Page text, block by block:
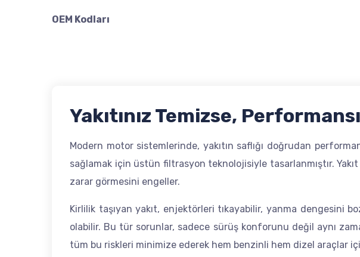
OEM Kodları
Yakıtınız Temizse,
Modern motor sistemlerinde, yakıtın saflığı doğrudan
sağlamak için üstün filtrasyon teknolojisiyle tasarlanmıştır.
zarar görmesini engeller.
Kirlilik taşıyan yakıt, enjektörleri tıkayabilir, yanma dengesini
olabilir. Bu tür sorunlar, sadece sürüş konforunu değil aynı
tüm bu riskleri minimize ederek hem benzinli hem dizel araçlar